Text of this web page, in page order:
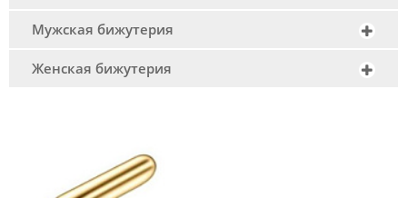
Мужская бижутерия
Женская бижутерия